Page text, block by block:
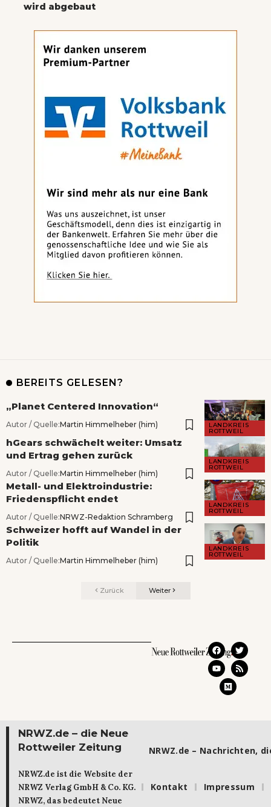
wird abgebaut
BEREITS GELESEN?
LANDKREIS
ROTTWEIL
„Planet Centered Innovation“
Autor / Quelle:Martin Himmelheber (him)
LANDKREIS
ROTTWEIL
hGears schwächelt weiter: Umsatz
und Ertrag gehen zurück
Autor / Quelle:Martin Himmelheber (him)
LANDKREIS
ROTTWEIL
Metall- und Elektroindustrie:
Friedenspflicht endet
Autor / Quelle:NRWZ-Redaktion Schramberg
LANDKREIS
ROTTWEIL
Schweizer hofft auf Wandel in der
Politik
Autor / Quelle:Martin Himmelheber (him)
Zurück Weiter
NRWZ.de – die Neue
Rottweiler Zeitung
NRWZ.de ist die Website der
NRWZ Verlag GmbH & Co. KG.
NRWZ, das bedeutet Neue
NRWZ.de – Nachrichten,
Kontakt Impressum